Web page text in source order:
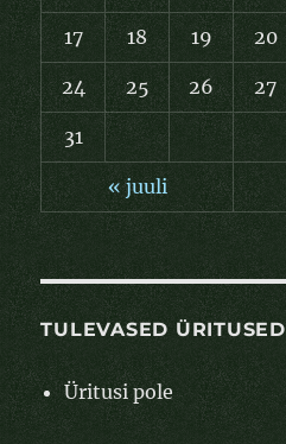
17 18 19 20
24 25 26 27
31
« juuli
TULEVASED ÜRITUSED
Üritusi pole